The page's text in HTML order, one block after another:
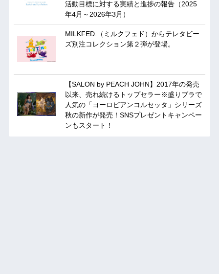
活動目標に対する実績と進捗の報告（2025
年4月～2026年3月）
MILKFED.（ミルクフェド）からテレタビー
ズ別注コレクション第２弾が登場。
【SALON by PEACH JOHN】2017年の発売
以来、売れ続けるトップセラー※盛りブラで
人気の「ヨーロピアンコルセッタ」シリーズ
秋の新作が発売！SNSプレゼントキャンペー
ンもスタート！